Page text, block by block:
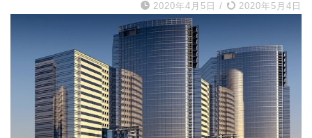
2020年4月5日 / 2020年5月4日